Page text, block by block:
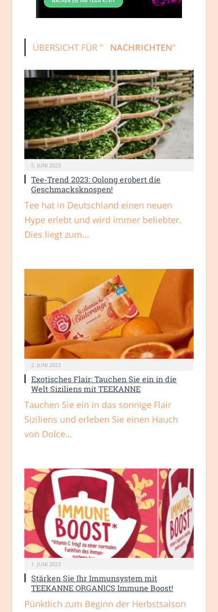
ÜBERSICHT FÜR " NACHRICHTEN"
5. JUNI 2023
Tee-Trend 2023: Oolong erobert die
Geschmacksknospen!
Tee hat in Deutschland einen neuen
Hype erlebt und wird immer beliebter.
Dies liegt zum…
2. JUNI 2023
Exotisches Flair: Tauchen Sie ein in die
Welt Siziliens mit TEEKANNE
Tauchen Sie ein in das sonnige Flair
Siziliens und erleben Sie einen Hauch
von Dolce…
1. JUNI 2023
Stärken Sie Ihr Immunsystem mit
TEEKANNE ORGANICS Immune Boost!
Pünktlich zum Beginn der Herbstsaison